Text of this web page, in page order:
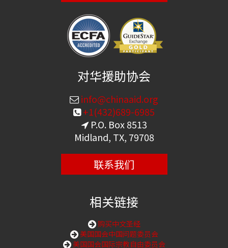
对华援助协会
info@chinaaid.org
+1(432)689-6985
P.O. Box 8513
Midland, TX, 79708
联系我们
相关链接
购买中文圣经
美国国会中国问题委员会
美国国会国际宗教自由委员会